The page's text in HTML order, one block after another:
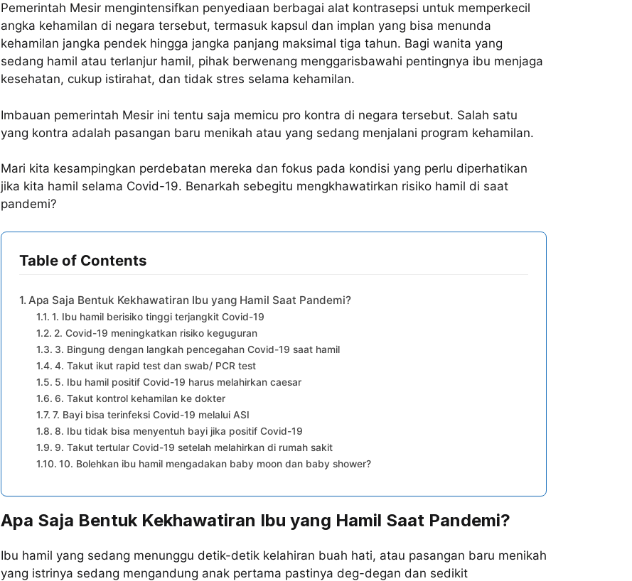
Pemerintah Mesir mengintensifkan penyediaan berbagai alat kontrasepsi untuk memperkecil
angka kehamilan di negara tersebut, termasuk kapsul dan implan yang bisa menunda
kehamilan jangka pendek hingga jangka panjang maksimal tiga tahun. Bagi wanita yang
sedang hamil atau terlanjur hamil, pihak berwenang menggarisbawahi pentingnya ibu menjaga
kesehatan, cukup istirahat, dan tidak stres selama kehamilan.
Imbauan pemerintah Mesir ini tentu saja memicu pro kontra di negara tersebut. Salah satu
yang kontra adalah pasangan baru menikah atau yang sedang menjalani program kehamilan.
Mari kita kesampingkan perdebatan mereka dan fokus pada kondisi yang perlu diperhatikan
jika kita hamil selama Covid-19. Benarkah sebegitu mengkhawatirkan risiko hamil di saat
pandemi?
Table of Contents
Apa Saja Bentuk Kekhawatiran Ibu yang Hamil Saat Pandemi?
1. Ibu hamil berisiko tinggi terjangkit Covid-19
2. Covid-19 meningkatkan risiko keguguran
3. Bingung dengan langkah pencegahan Covid-19 saat hamil
4. Takut ikut rapid test dan swab/ PCR test
5. Ibu hamil positif Covid-19 harus melahirkan caesar
6. Takut kontrol kehamilan ke dokter
7. Bayi bisa terinfeksi Covid-19 melalui ASI
8. Ibu tidak bisa menyentuh bayi jika positif Covid-19
9. Takut tertular Covid-19 setelah melahirkan di rumah sakit
10. Bolehkan ibu hamil mengadakan baby moon dan baby shower?
Apa Saja Bentuk Kekhawatiran Ibu yang Hamil Saat Pandemi?
Ibu hamil yang sedang menunggu detik-detik kelahiran buah hati, atau pasangan baru menikah
yang istrinya sedang mengandung anak pertama pastinya deg-degan dan sedikit